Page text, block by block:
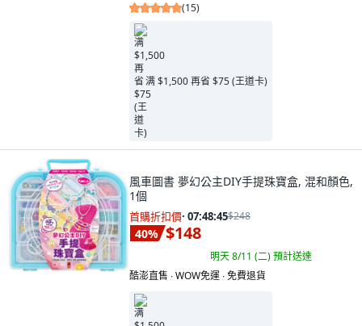
(15)
满 $1,500 再省 $75 (王道卡)
風車圖書 夢幻公主DIY手提珠寶盒, 混和顏色,
1個
首購折扣價· 07:48:44$248
40% $148
明天 8/11 (二)預計送達
酷澎直售 ∙ WOW免運 ∙ 免費退貨